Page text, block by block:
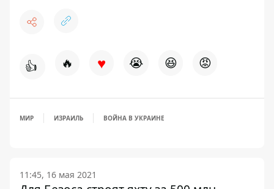
👍 🔥 ♥ 😭 😆 😡
МИР ИЗРАИЛЬ ВОЙНА В УКРАИНЕ
11:45, 16 мая 2021